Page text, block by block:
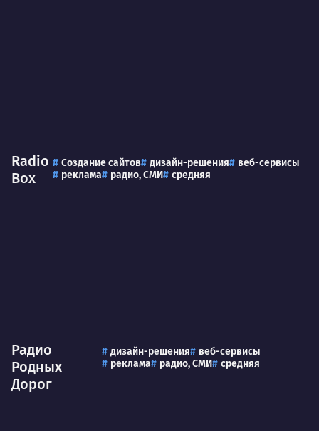
Radio
Box
Создание сайтов дизайн-решения
веб-сервисы
реклама
радио, СМИ средняя
Радио
Родных
Дорог
дизайн-решения
веб-сервисы
реклама
радио, СМИ средняя